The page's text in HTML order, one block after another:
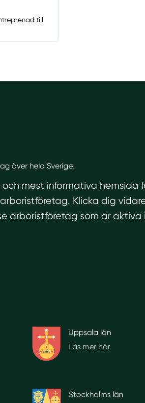
till
över hela Sverige.
mest informativa hemsida
Klicka dig
arboristföretag som är aktiva
Uppsala län
Läs mer här
Stockholms län